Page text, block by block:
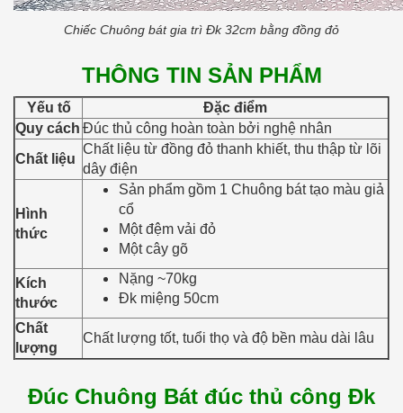
Chiếc Chuông bát gia trì Đk 32cm bằng đồng đỏ
THÔNG TIN SẢN PHẨM
Yếu tố
Đặc điểm
Quy cách Đúc thủ công hoàn toàn bởi nghệ nhân
Chất liệu
Chất liệu từ đồng đỏ thanh khiết, thu thập từ lõi
dây điện
Hình
thức
Sản phẩm gồm 1 Chuông bát tạo màu giả
cổ
Một đệm vải đỏ
Một cây gõ
Kích
thước
Nặng ~70kg
Đk miệng 50cm
Chất
lượng
Chất lượng tốt, tuổi thọ và độ bền màu dài lâu
Đúc Chuông Bát đúc thủ công Đk